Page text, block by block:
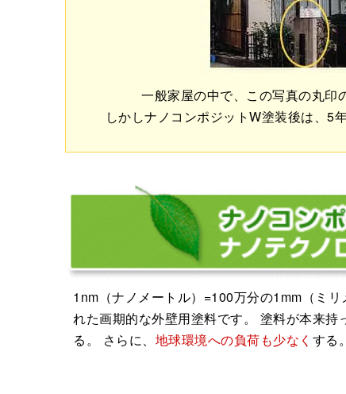
一般家屋の中で、この写真の丸印
しかしナノコンポジットW塗装後は、5
1nm（ナノメートル）=100万分の1mm（ミ
れた画期的な外壁用塗料です。 塗料が本来持
る。 さらに、 地球環境への負荷も少なく する